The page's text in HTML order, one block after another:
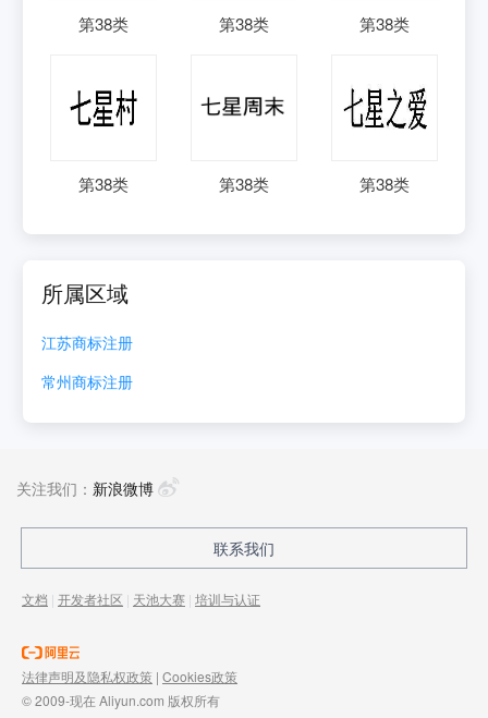
第38类 第38类 第38类
第38类 第38类 第38类
所属区域
江苏商标注册
常州商标注册